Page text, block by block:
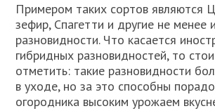
Примером таких сортов являются
зефир, Спагетти и другие не менее
разновидности. Что касается
гибридных разновидностей, то
отметить: такие разновидности
в уходе, но за это способны
огородника высоким урожаем